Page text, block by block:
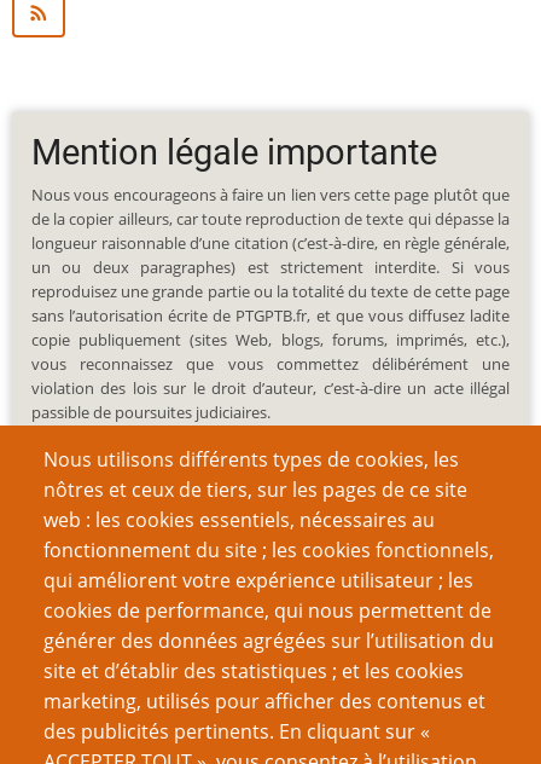
Nous utilisons différents types de cookies, les
nôtres et ceux de tiers, sur les pages de ce site
web : les cookies essentiels, nécessaires au
fonctionnement du site ; les cookies fonctionnels,
qui améliorent votre expérience utilisateur ; les
cookies de performance, qui nous permettent de
générer des données agrégées sur l’utilisation du
site et d’établir des statistiques ; et les cookies
marketing, utilisés pour afficher des contenus et
des publicités pertinents. En cliquant sur «
Mention légale importante
Nous vous encourageons à faire un lien vers cette page plutôt que
de la copier ailleurs, car toute reproduction de texte qui dépasse la
longueur raisonnable d’une citation (c’est-à-dire, en règle générale,
un ou deux paragraphes) est strictement interdite. Si vous
reproduisez une grande partie ou la totalité du texte de cette page
sans l’autorisation écrite de PTGPTB.fr, et que vous diffusez ladite
copie publiquement (sites Web, blogs, forums, imprimés, etc.),
vous reconnaissez que vous commettez délibérément une
violation des lois sur le droit d’auteur, c’est-à-dire un acte illégal
passible de poursuites judiciaires.
Recherche
Nom d'utilisateur